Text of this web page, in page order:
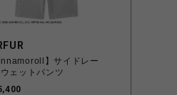
】サイドレー
ェットパンツ